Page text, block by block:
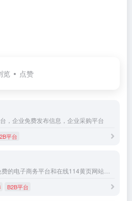
览 点赞
，企业免费发布信息，企业采购平台
平台
B2B平台